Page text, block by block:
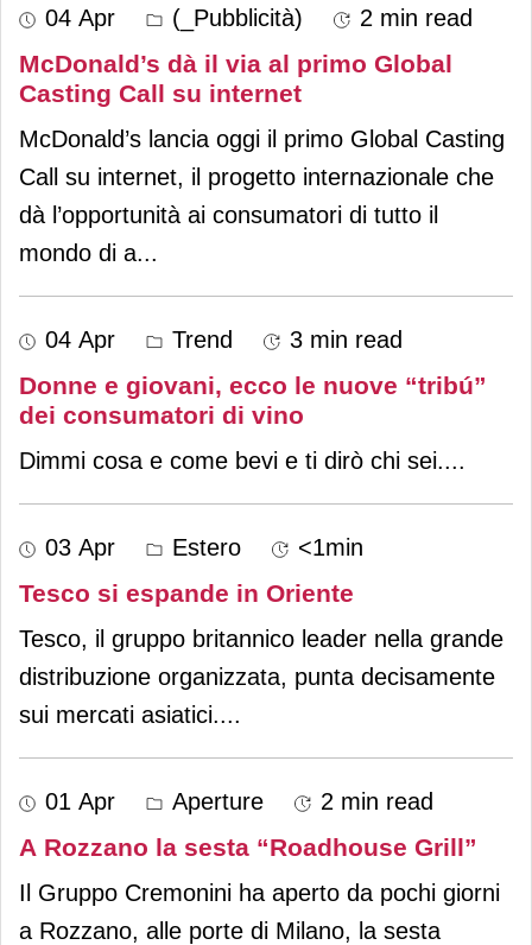
04 Apr (_Pubblicità) 2 min read
McDonald’s dà il via al primo Global
Casting Call su internet
McDonald’s lancia oggi il primo Global Casting
Call su internet, il progetto internazionale che
dà l’opportunità ai consumatori di tutto il
mondo di a...
04 Apr Trend 3 min read
Donne e giovani, ecco le nuove “tribú”
dei consumatori di vino
Dimmi cosa e come bevi e ti dirò chi sei....
03 Apr Estero <1min
Tesco si espande in Oriente
Tesco, il gruppo britannico leader nella grande
distribuzione organizzata, punta decisamente
sui mercati asiatici....
01 Apr Aperture 2 min read
A Rozzano la sesta “Roadhouse Grill”
Il Gruppo Cremonini ha aperto da pochi giorni
a Rozzano, alle porte di Milano, la sesta